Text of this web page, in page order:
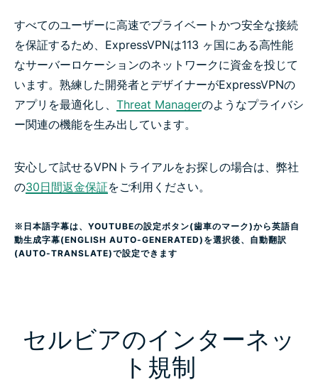
すべてのユーザーに高速でプライベートかつ安全な接続
を保証するため、ExpressVPNは113 ヶ国にある高性能
なサーバーロケーションのネットワークに資金を投じて
います。熟練した開発者とデザイナーがExpressVPNの
アプリを最適化し、 Threat Managerのようなプライバシ
ー関連の機能を生み出しています。
安心して試せるVPNトライアルをお探しの場合は、弊社
の30日間返金保証をご利用ください。
※日本語字幕は、YOUTUBEの設定ボタン(歯車のマーク)から英語自
動生成字幕(ENGLISH AUTO-GENERATED)を選択後、自動翻訳
(AUTO-TRANSLATE)で設定できます
セルビアのインターネッ
ト規制